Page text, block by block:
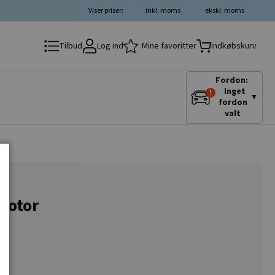
ekskl. moms
inkl. moms
Viser priser:
Tilbud Log ind Mine favoritter Indkøbskurv
Fordon:
Inget
fordon
valt
▼